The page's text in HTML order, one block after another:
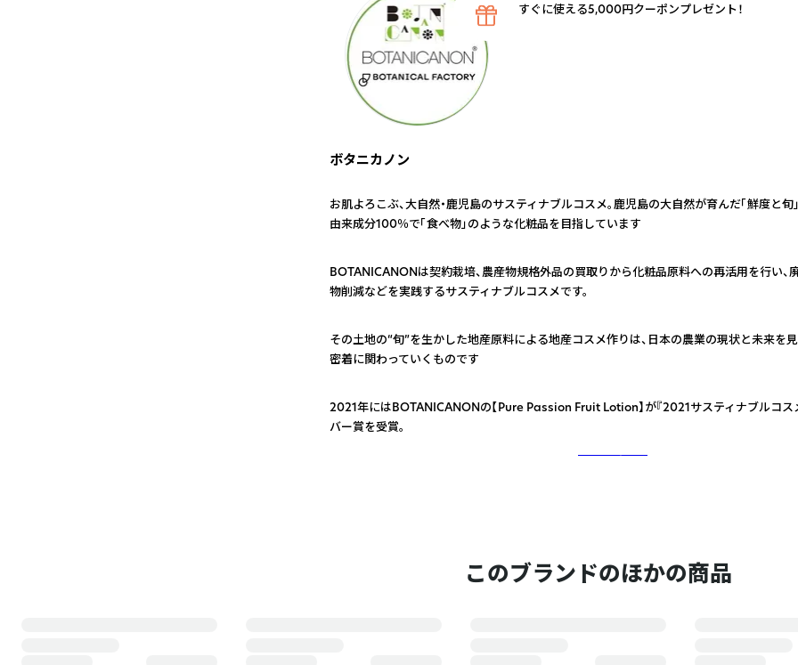
ボタニカノン
お肌よろこぶ、大自然・鹿児島のサスティナブルコスメ。鹿児島の大自然が育んだ「鮮度と
由来成分100％で「食べ物」のような化粧品を目指しています
BOTANICANONは契約栽培、農産物規格外品の買取りから化粧品原料への再活用を行い、
物削減などを実践するサスティナブルコスメです。
その土地の“旬”を生かした地産原料による地産コスメ作りは、日本の農業の現状と未来を
密着に関わっていくものです
2021年にはBOTANICANONの【Pure Passion Fruit Lotion】が『2021サスティナブルコス
バー賞を受賞。
このブランドのほかの商品
すぐに使える5,000円クーポンプレゼント！